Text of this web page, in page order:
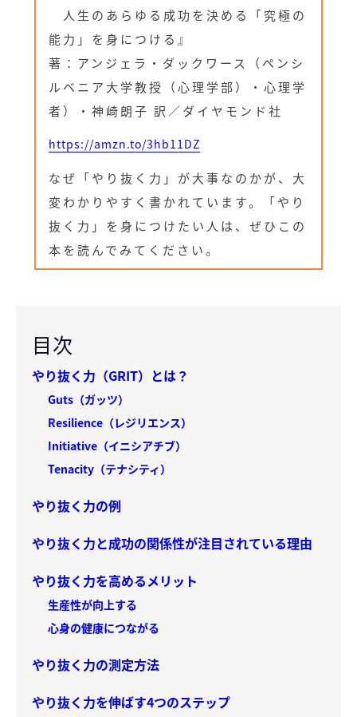
人生のあらゆる成功を決める「究極の
能力」を身につける』
著：アンジェラ・ダックワース（ペンシ
ルベニア大学教授（心理学部）・心理学
者）・神崎朗子 訳／ダイヤモンド社
https://amzn.to/3hb11DZ
なぜ「やり抜く力」が大事なのかが、大
変わかりやすく書かれています。「やり
抜く力」を身につけたい人は、ぜひこの
本を読んでみてください。
目次
やり抜く力（GRIT）とは？
Guts（ガッツ）
Resilience（レジリエンス）
Initiative（イニシアチブ）
Tenacity（テナシティ）
やり抜く力の例
やり抜く力と成功の関係性が注目されている理由
やり抜く力を高めるメリット
生産性が向上する
心身の健康につながる
やり抜く力の測定方法
やり抜く力を伸ばす4つのステップ